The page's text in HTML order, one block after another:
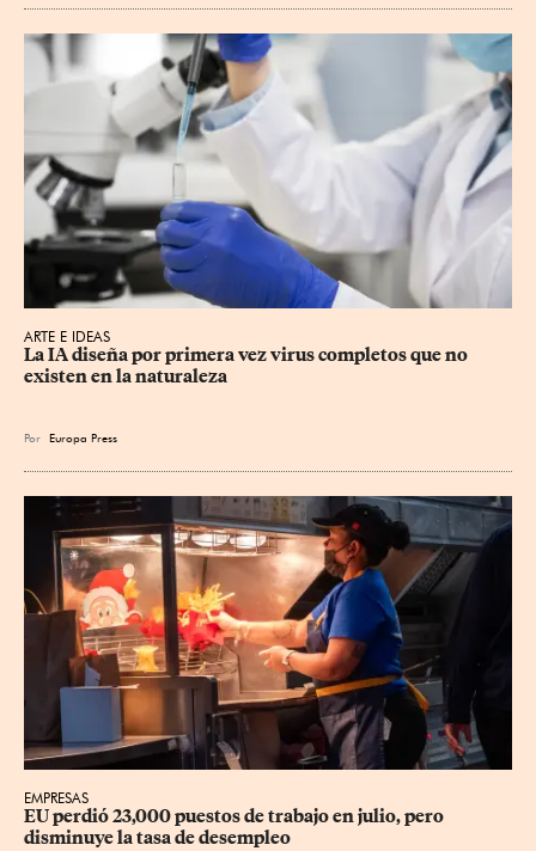
ARTE E IDEAS
La IA diseña por primera vez virus completos que no
existen en la naturaleza
Por Europa Press
EMPRESAS
EU perdió 23,000 puestos de trabajo en julio, pero
disminuye la tasa de desempleo